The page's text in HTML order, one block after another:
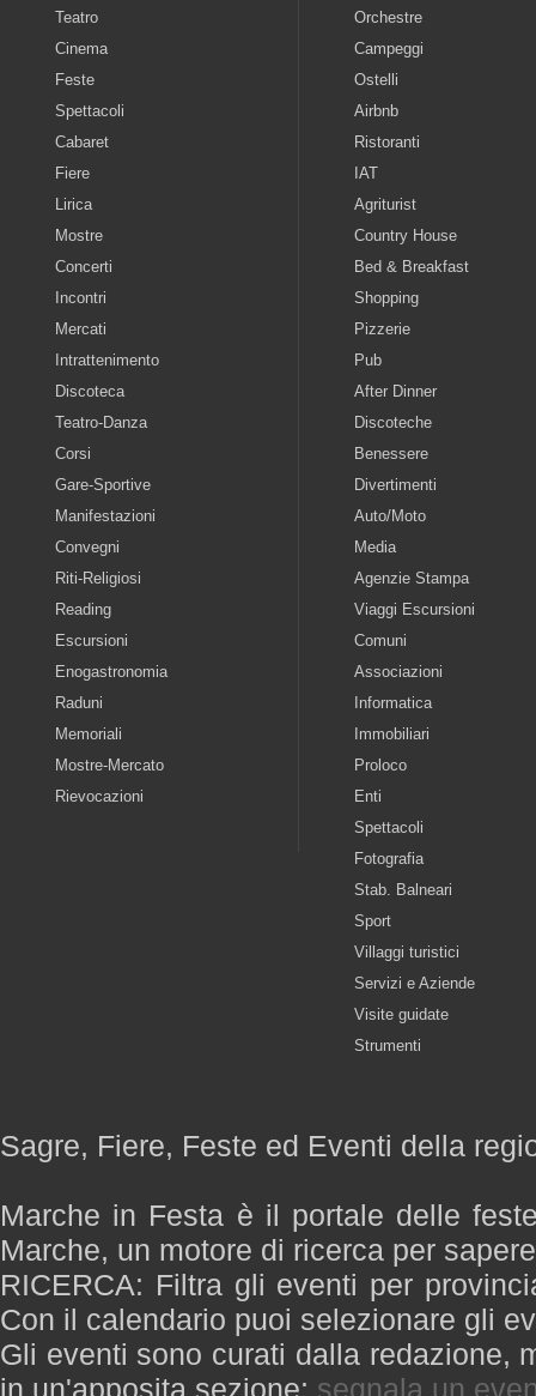
Teatro
Cinema
Feste
Spettacoli
Cabaret
Fiere
Lirica
Mostre
Concerti
Incontri
Mercati
Intrattenimento
Discoteca
Teatro-Danza
Corsi
Gare-Sportive
Manifestazioni
Convegni
Riti-Religiosi
Reading
Escursioni
Enogastronomia
Raduni
Memoriali
Mostre-Mercato
Rievocazioni
Orchestre
Campeggi
Ostelli
Airbnb
Ristoranti
IAT
Agriturist
Country House
Bed & Breakfast
Shopping
Pizzerie
Pub
After Dinner
Discoteche
Benessere
Divertimenti
Auto/Moto
Media
Agenzie Stampa
Viaggi Escursioni
Comuni
Associazioni
Informatica
Immobiliari
Proloco
Enti
Spettacoli
Fotografia
Stab. Balneari
Sport
Villaggi turistici
Servizi e Aziende
Visite guidate
Strumenti
Sagre, Fiere, Feste ed Eventi della
Marche in Festa è il portale delle
Marche, un motore di ricerca per
RICERCA: Filtra gli eventi per
Con il calendario puoi selezionare gli
Gli eventi sono curati dalla redazione,
in un'apposita sezione: segnala un